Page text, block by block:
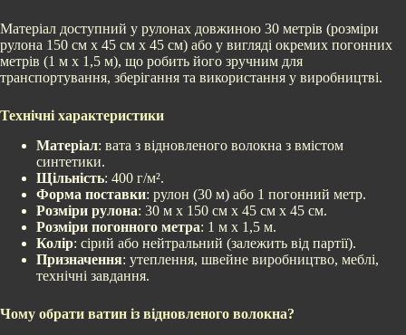
Матеріал доступний у рулонах довжиною 30 метрів (розміри
рулона 150 см х 45 см х 45 см) або у вигляді окремих погонних
метрів (1 м х 1,5 м), що робить його зручним для
транспортування, зберігання та використання у виробництві.
Технічні характеристики
Матеріал: вата з відновленого волокна з вмістом
синтетики.
Щільність: 400 г/м².
Форма поставки: рулон (30 м) або 1 погонний метр.
Розміри рулона: 30 м х 150 см х 45 см х 45 см.
Розміри погонного метра: 1 м х 1,5 м.
Колір: сірий або нейтральний (залежить від партії).
Призначення: утеплення, швейне виробництво, меблі,
технічні завдання.
Чому обрати ватин із відновленого волокна?